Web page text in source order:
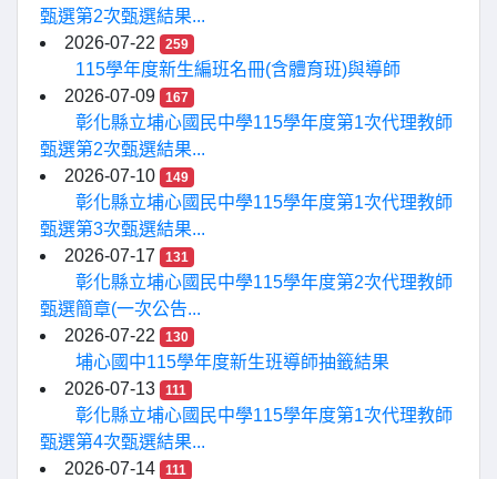
甄選第2次甄選結果...
2026-07-22
259
115學年度新生編班名冊(含體育班)與導師
2026-07-09
167
彰化縣立埔心國民中學115學年度第1次代理教師
甄選第2次甄選結果...
2026-07-10
149
彰化縣立埔心國民中學115學年度第1次代理教師
甄選第3次甄選結果...
2026-07-17
131
彰化縣立埔心國民中學115學年度第2次代理教師
甄選簡章(一次公告...
2026-07-22
130
埔心國中115學年度新生班導師抽籤結果
2026-07-13
111
彰化縣立埔心國民中學115學年度第1次代理教師
甄選第4次甄選結果...
2026-07-14
111